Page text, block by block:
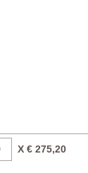
X € 275,20